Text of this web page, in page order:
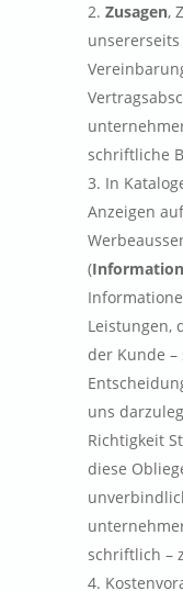
Zusagen,
schriftliche
In
Anzeigen
(
Leistungen,
der Kunde
uns
Richtigkeit
diese
schriftlich –